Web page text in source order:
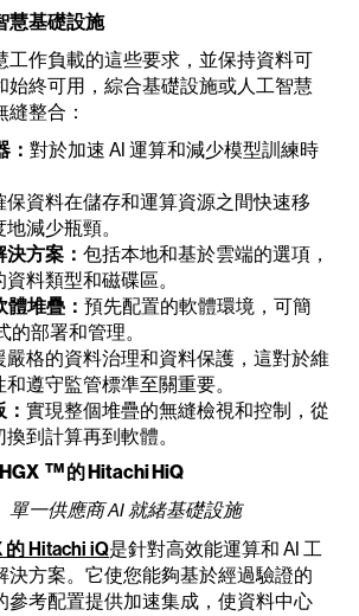
慧基礎設施
工作負載的這些要求，並保持資料可
始終可用，綜合基礎設施或人工智慧
整合：
： 對於加速 AI 運算和減少模型訓練時
保資料在儲存和運算資源之間快速移
減少瓶頸。
方案： 包括本地和基於雲端的選項，
料類型和磁碟區。
堆疊： 預先配置的軟體環境，可簡
的部署和管理。
嚴格的資料治理和資料保護，這對於維
遵守監管標準至關重要。
實現整個堆疊的無縫檢視和控制，從
到計算再到軟體。
TM 的 Hitachi HiQ
單一供應商 AI 就緒基礎設施
的 Hitachi iQ是針對高效能運算和 AI 工
決方案。它使您能夠基於經過驗證的
參考配置提供加速集成，使資料中心